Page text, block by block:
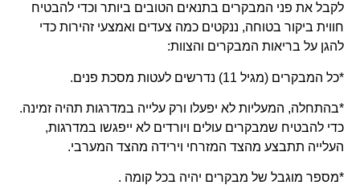
לקבל את פני המבקרים בתנאים הטובים ביותר וכדי להבטיח
חווית ביקור בטוחה, ננקטים כמה צעדים ואמצעי זהירות כדי
להגן על בריאות המבקרים והצוות:
*כל המבקרים (מגיל 11) נדרשים לעטות מסכת פנים.
*בהתחלה, המעליות לא יפעלו ורק עלייה במדרגות תהיה זמינה.
כדי להבטיח שמבקרים עולים ויורדים לא ייפגשו במדרגות,
העלייה תתבצע מהצד המזרחי וירידה מהצד המערבי.
*מספר מוגבל של מבקרים יהיה בכל קומה .